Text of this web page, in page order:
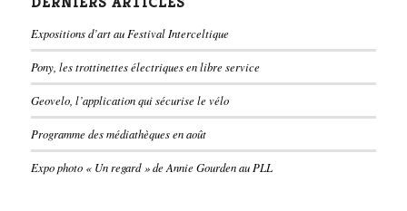
Expositions d’art au Festival Interceltique
Pony, les trottinettes électriques en libre service
Geovelo, l’application qui sécurise le vélo
Programme des médiathèques en août
Expo photo « Un regard » de Annie Gourden au PLL